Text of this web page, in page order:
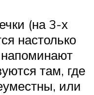
(на 3-х
настолько
там, где
или